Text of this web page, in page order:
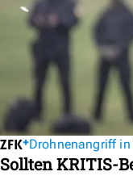
Drohnenangriff
Sollten KRITIS-